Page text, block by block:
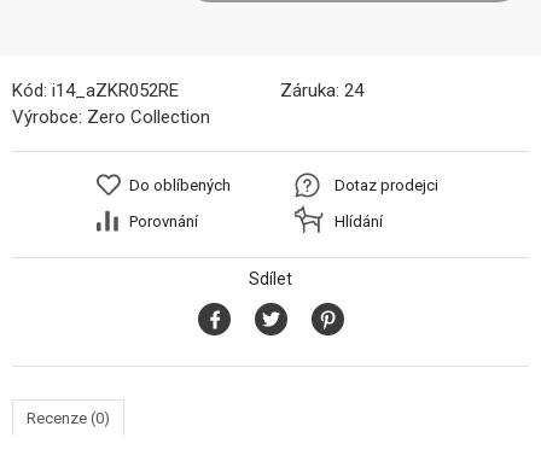
Kód: i14_aZKR052RE Záruka: 24
Výrobce: Zero Collection
Do oblíbených
Porovnání
Dotaz prodejci
Hlídání
Sdílet
Recenze (0)